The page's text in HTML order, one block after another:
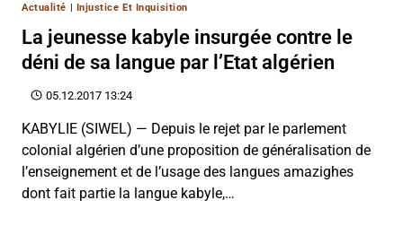
Actualité | Injustice Et Inquisition
La jeunesse kabyle insurgée contre le
déni de sa langue par l’Etat algérien
05.12.2017 13:24
KABYLIE (SIWEL) — Depuis le rejet par le parlement
colonial algérien d’une proposition de généralisation de
l’enseignement et de l’usage des langues amazighes
dont fait partie la langue kabyle,…